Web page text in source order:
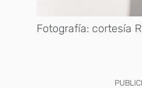
Fotografía: cortesía